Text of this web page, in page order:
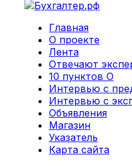
Главная
О проекте
Лента
Отвечают
10 пунктов О
Интервью с
Интервью с
Объявления
Магазин
Указатель
Карта сайта